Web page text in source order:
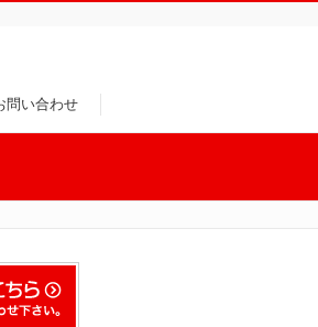
問い合わせ